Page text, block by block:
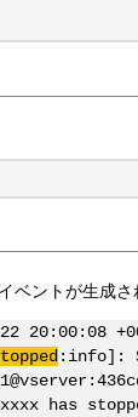
ベントが生成さ
22 20:00:08
:info]:
has